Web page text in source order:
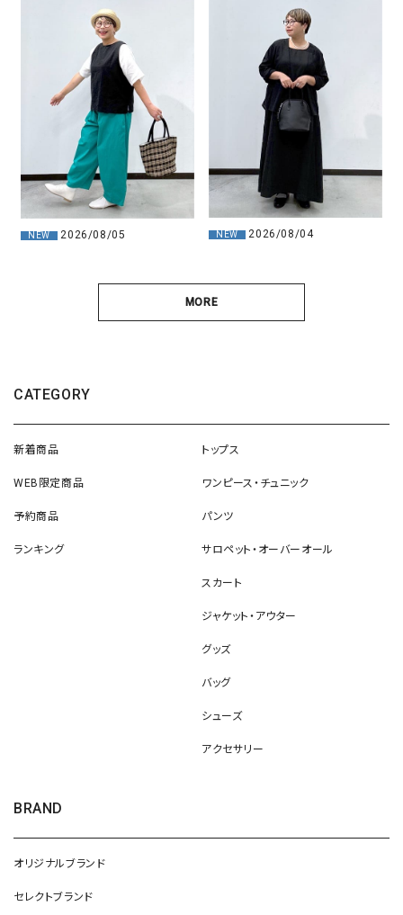
NEW 2026/08/05 NEW 2026/08/04
MORE
CATEGORY
新着商品
WEB限定商品
予約商品
ランキング
トップス
ワンピース・チュニック
パンツ
サロペット・オーバーオール
スカート
ジャケット・アウター
グッズ
バッグ
シューズ
アクセサリー
BRAND
オリジナルブランド
セレクトブランド